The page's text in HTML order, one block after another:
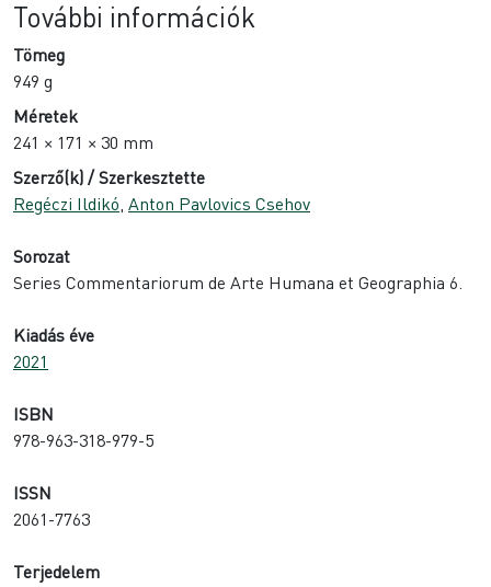
További információk
Tömeg
949 g
Méretek
241 × 171 × 30 mm
Szerző(k) / Szerkesztette
Regéczi Ildikó Anton Pavlovics Csehov
Sorozat
Series Commentariorum de Arte Humana et Geographia 6.
Kiadás éve
2021
ISBN
978-963-318-979-5
ISSN
2061-7763
Terjedelem